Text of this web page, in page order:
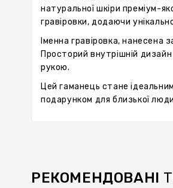
натуральної шкіри преміум-
гравіровки, додаючи
Іменна гравіровка,
Просторий внутрішній
рукою.
Цей гаманець стане
подарунком для близької
РЕКОМЕНДОВАНІ